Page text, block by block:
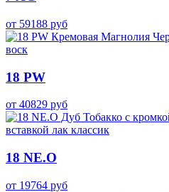
от 59188 руб
18 PW
от 40829 руб
18 NE.O
от 19764 руб